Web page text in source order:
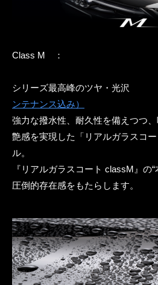
Class M ：
シリーズ最高峰のツヤ・光
ンテナンス込み）
強力な撥水性、耐久性を備えつつ
艶感を実現した「リアルガラスコ
ル。
『リアルガラスコート classM』の
圧倒的存在感をもたらします。